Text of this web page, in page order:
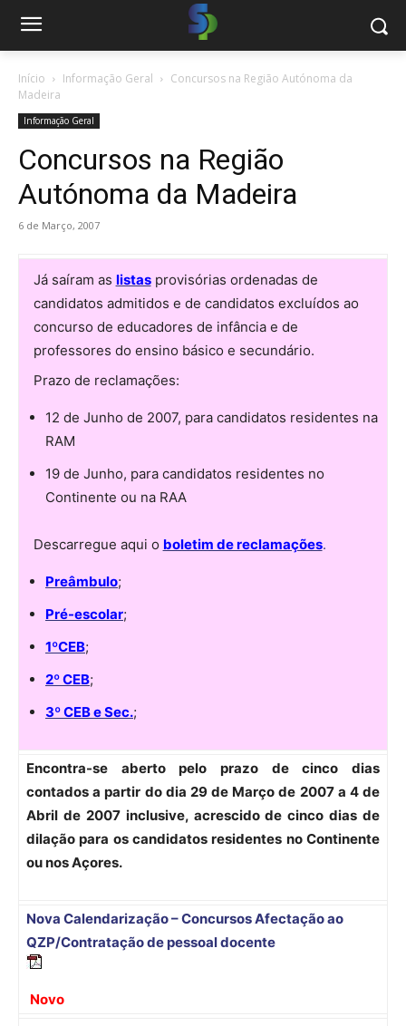
Início Informação Geral
Concursos na Região Autónoma da
Madeira
Informação Geral
Concursos na Região
Autónoma da Madeira
6 de Março, 2007
Já saíram as listasprovisórias ordenadas de
candidatos admitidos e de candidatos excluídos ao
concurso de educadores de infância e de
professores do ensino básico e secundário.
Prazo de reclamações:
12 de Junho de 2007, para candidatos residentes na
RAM
19 de Junho, para candidatos residentes no
Continente ou na RAA
Descarregue aqui o boletim de reclamações.
Preâmbulo;
Pré-escolar;
1ºCEB;
2º CEB;
3º CEB e Sec.;
Encontra-se aberto pelo prazo de cinco dias
contados a partir do dia 29 de Março de 2007 a 4 de
Abril de 2007 inclusive, acrescido de cinco dias de
dilação para os candidatos residentes no Continente
ou nos Açores.
Nova Calendarização – Concursos Afectação ao
QZP/Contratação de pessoal docente
Novo